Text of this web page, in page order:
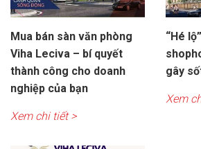
Mua bán sàn văn phòng
Viha Leciva – bí quyết
thành công cho doanh
nghiệp của bạn
Xem chi tiết >
“Hé
gây
Xem